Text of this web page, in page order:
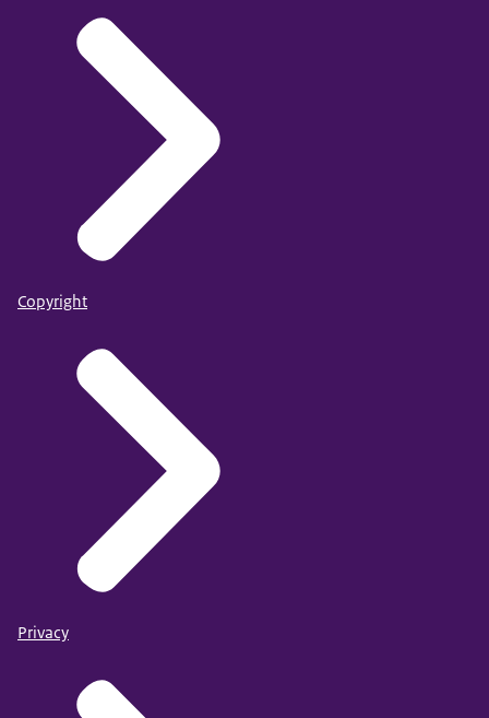
hoe:
voortgang wordt bewaakt;
resultaten worden geëvalueerd;
bijsturing plaatsvindt;
en hoe kennis behouden blijft binnen de
organisatie.
Maatwerk voor Mensen laat zien dat leveranciers die
social return duurzaam en geloofwaardig organiseren,
zich beter kunnen onderscheiden bij aanbestedingen.
In sommige aanbestedingen telt maatschappelijke
leveranciers.
Kortom: SROI wordt binnen aanbestedingen steeds
vaker strategisch opgenomen via eisen én
gunningscriteria. Een sterk Plan van Aanpak richt zich
daarom niet alleen op het halen van percentages, maar
vooral op duurzame maatschappelijke impact,
meetbaarheid, samenwerking en structurele
verankering binnen de organisatie.
Copyright
Privacy